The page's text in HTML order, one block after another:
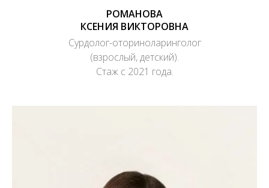
РОМАНОВА
КСЕНИЯ ВИКТОРОВНА
Сурдолог-оториноларинголог
(взрослый, детский).
Стаж с 2021 года.